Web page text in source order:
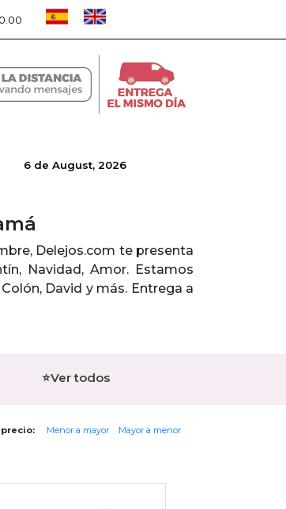
6 de August, 2026
Delejos.com te presenta
Navidad, Amor. Estamos
David y más. Entrega a
⭐Ver todos
Menor a mayor Mayor a menor